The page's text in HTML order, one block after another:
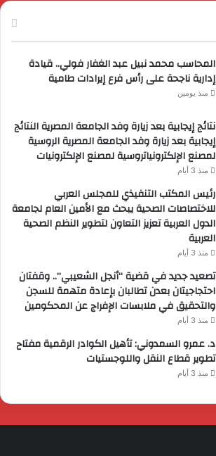
المحاسب محمد نبيل عبد الغفار فولي.. قيادة
إدارية ناجحة على رأس فرع إيرادات طامية
منذ يومين
نتائج إيجابية بعد زيارة وفد الجامعة المصرية النتائج
إيجابية بعد زيارة وفد الجامعة المصرية الروسية
لمصنع الإلكترونياتروسية لمصنع الإلكترونيات
منذ 3 أيام
رئيس المكتب التنفيذي للمجلس العربي
للاختصاصات الصحية يبحث مع الأمين العام لجامعة
الدول العربية تعزيز التعاون لتطوير النظم الصحية
العربية
منذ 3 أيام
تصعيد جديد في قضية “أنجل الشعيبي”.. وقفتان
احتجاجيتان بعدن تطالبان بإعادة متهمة للسجن
والتحقيق في ملابسات الإفراج عن المحكومين
منذ 3 أيام
د. عمرو السمدوني: تأهيل الكوادر الرقمية مفتاح
تطوير قطاع النقل واللوجستيات
منذ 3 أيام